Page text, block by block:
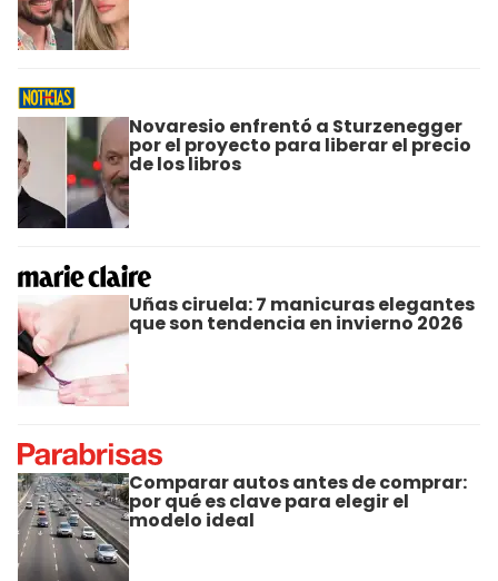
Novaresio enfrentó a Sturzenegger
por el proyecto para liberar el precio
de los libros
Uñas ciruela: 7 manicuras elegantes
que son tendencia en invierno 2026
Comparar autos antes de comprar:
por qué es clave para elegir el
modelo ideal